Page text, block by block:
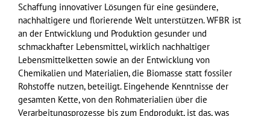
Schaffung innovativer Lösungen für eine gesündere,
nachhaltigere und florierende Welt unterstützen. WFBR ist
an der Entwicklung und Produktion gesunder und
schmackhafter Lebensmittel, wirklich nachhaltiger
Lebensmittelketten sowie an der Entwicklung von
Chemikalien und Materialien, die Biomasse statt fossiler
Rohstoffe nutzen, beteiligt. Eingehende Kenntnisse der
gesamten Kette, von den Rohmaterialien über die
Verarbeitungsprozesse bis zum Endprodukt, ist das, was